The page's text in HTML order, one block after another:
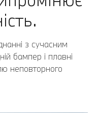
з сучасним
бампер і плавні
неповторного